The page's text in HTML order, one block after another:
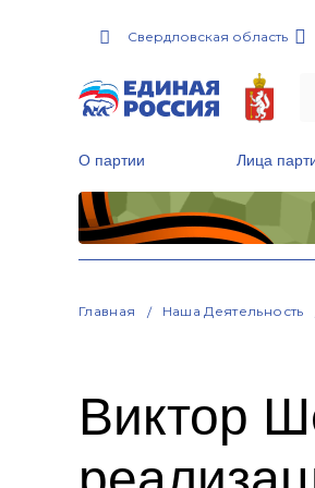
Свердловская область
О партии Лица
Главная Наша Деятельность
Виктор